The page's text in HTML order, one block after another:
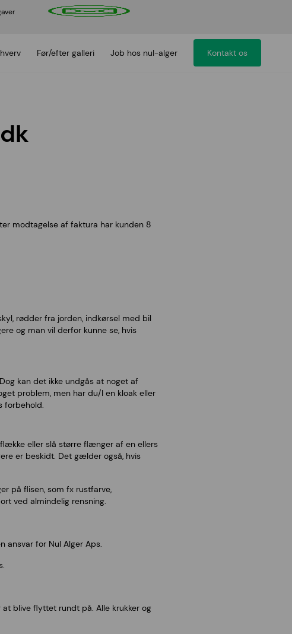
Før/efter galleri Job hos nul-alger Kontakt os
modtagelse af faktura har kunden 8
rødder fra jorden, indkørsel med bil
og man vil derfor kunne se, hvis
kan det ikke undgås at noget af
problem, men har du/I en kloak eller
forbehold.
eller slå større flænger af en ellers
er beskidt. Det gælder også, hvis
på flisen, som fx rustfarve,
ved almindelig rensning.
for Nul Alger Aps.
blive flyttet rundt på. Alle krukker og